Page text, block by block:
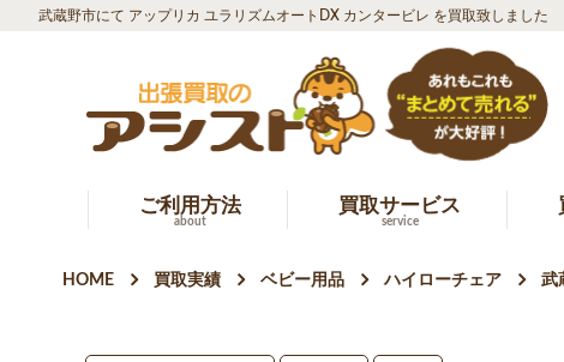
武蔵野市にて アップリカ ユラリズムオートDX カンタービレ を買取致しました
ご利用方法
about
買取サービス
service
HOME 買取実績 ベビー用品 ハイローチェア 武